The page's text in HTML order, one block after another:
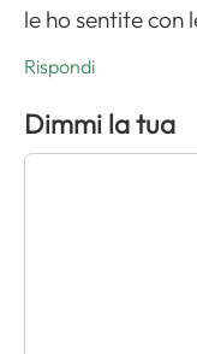
le ho sentite con
Rispondi
Dimmi la tua